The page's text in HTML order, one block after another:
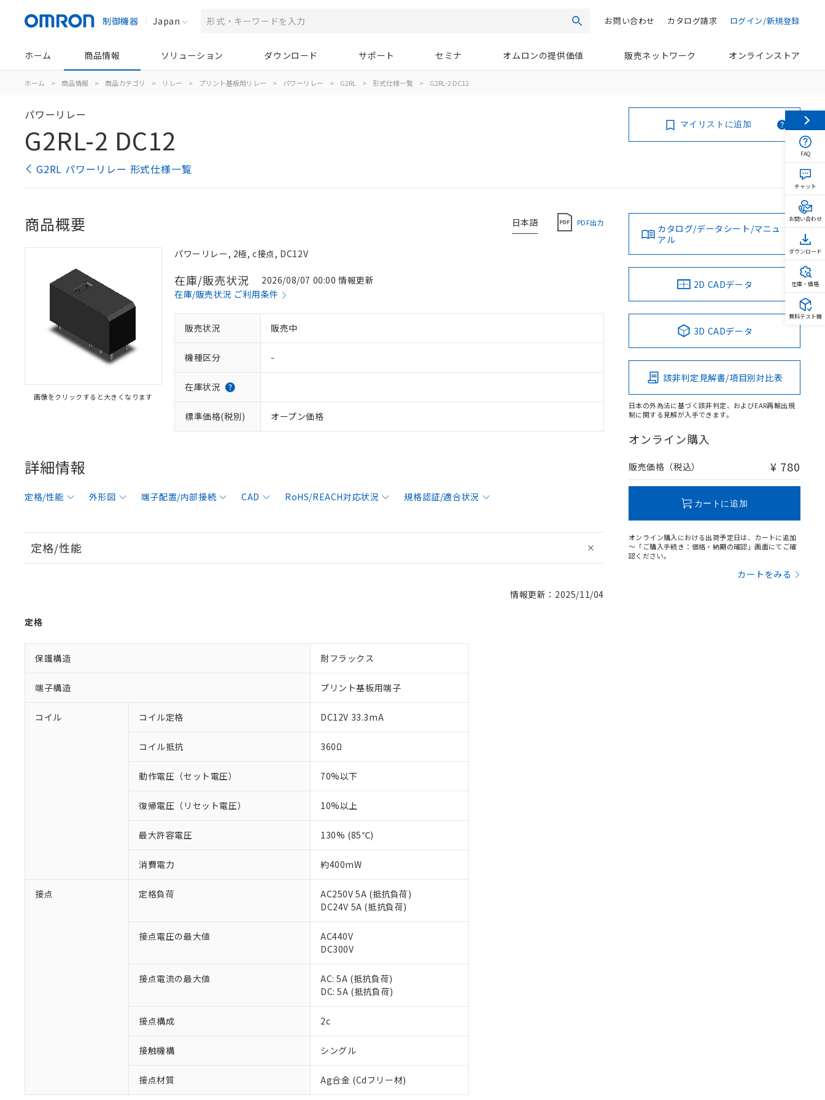
制御機器 Japan 検索 ログイン/新規登録
カタログ請求
お問い合わせ
ホーム 商品情報 ソリューション ダウンロード サポート セミナ オムロンの提供価値 販売ネットワーク オンラインストア
ホーム > 商品情報 > 商品カテゴリ > リレー > プリント基板用リレー > パワーリレー > G2RL > 形式仕様一覧 > G2RL-2 DC12
パワーリレー
G2RL-2 DC12
G2RL パワーリレー 形式仕様一覧
マイリストに追加
日本語 PDF出力
商品概要
画像をクリックすると大きくなります
パワーリレー, 2極, c接点, DC12V
在庫/販売状況
2026/08/07 00:00 情報更新
在庫/販売状況 ご利用条件
販売状況 販売中
機種区分 -
在庫状況
標準価格(税別) オープン価格
詳細情報
定格/性能 外形図 端子配置/内部接続 CAD RoHS/REACH対応状況 規格認証/適合状況
定格/性能
情報更新：2025/11/04
定格
保護構造 耐フラックス
端子構造 プリント基板用端子
コイル コイル定格 DC12V 33.3mA
コイル抵抗 360Ω
動作電圧（セット電圧） 70%以下
復帰電圧（リセット電圧） 10%以上
最大許容電圧 130% (85℃)
消費電力 約400mW
接点 定格負荷
AC250V 5A (抵抗負荷)
DC24V 5A (抵抗負荷)
接点電圧の最大値
AC440V
DC300V
接点電流の最大値
AC: 5A (抵抗負荷)
DC: 5A (抵抗負荷)
接点構成 2c
接触機構 シングル
接点材質 Ag合金 (Cdフリー材)
カタログ/データシート/マニュ
アル
2D CADデータ
3D CADデータ
該非判定見解書/項目別対比表
日本の外為法に基づく該非判定、およびEAR再輸出規
制に関する見解が入手できます。
オンライン購入
販売価格（税込） ¥ 780
カートに追加
オンライン購入における出荷予定日は、カートに追加
～「ご購入手続き：価格・納期の確認」画面にてご確
認ください。
カートをみる
対応済み：EU RoHS指令（10物質）の非含有に対応した製品が提供可能な商品です。
対応予定：EU RoHS指令（10物質）の非含有に対応した製品に切り替える予定のある商品です。
対応予定なし：EU RoHS指令（10物質）の非含有に非対応の商品で、対応品を出す予定はありません。
調査・確認中：EU RoHS指令（10物質）の非含有の対応状況を調査中または確認中の商品です。
非該当品：ライセンス料など無形物で、有害物質有無と関係のない商品です。
FAQ
チャット
お問い合わせ
ダウンロード
在庫・価格
無料テスト機